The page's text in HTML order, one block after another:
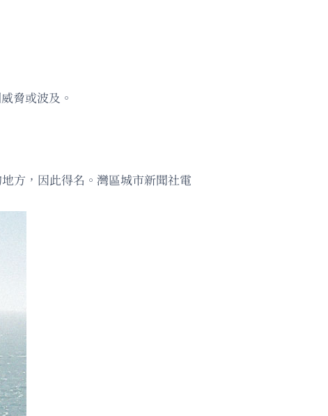
脅或波及。
方，因此得名。灣區城市新聞社電